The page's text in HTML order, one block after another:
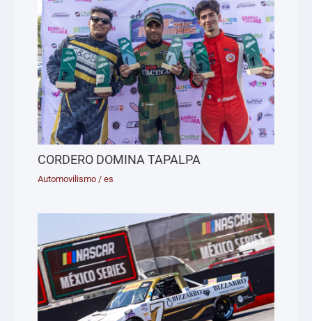
CORDERO DOMINA TAPALPA
Automovilismo /es